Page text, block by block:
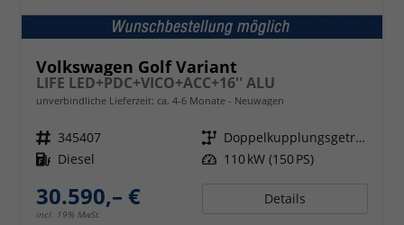
Volkswagen Golf Variant
LIFE LED+PDC+VICO+ACC+16'' ALU
unverbindliche Lieferzeit: ca. 4-6 Monate Neuwagen
Fahrzeugnr. 345407 Getriebe
Doppelkupplungsgetriebe (DSG)
Kraftstoff Diesel Leistung 110 kW (150 PS)
30.590,– €
incl. 19% MwSt.
Details